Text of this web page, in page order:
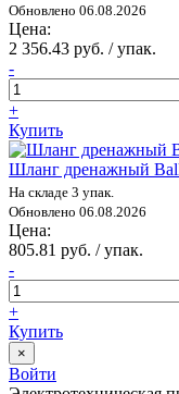
Обновлено 06.08.2026
Цена:
2 356.43 руб. / упак.
-
+
Купить
Шланг дренажный
На складе 3 упак.
Обновлено 06.08.2026
Цена:
805.81 руб. / упак.
-
+
Купить
×
Войти